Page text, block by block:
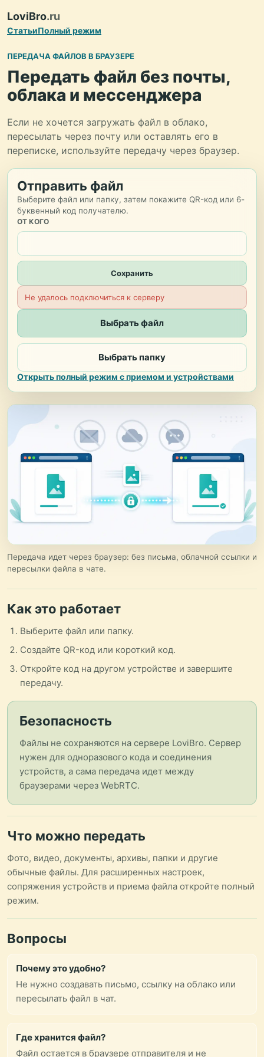
LoviBro.ru
СтатьиПолный режим
ПЕРЕДАЧА ФАЙЛОВ В БРАУЗЕРЕ
Передать файл без почты,
облака и мессенджера
Если не хочется загружать файл в облако,
пересылать через почту или оставлять его в
переписке, используйте передачу через браузер.
Отправить файл
Выберите файл или папку, затем покажите QR-код или 6-
буквенный код получателю.
ОТ КОГО
Сохранить
Не удалось подключиться к серверу
Выбрать файл
Выбрать папку
Открыть полный режим с приемом и устройствами
Передача идет через браузер: без письма, облачной ссылки и
пересылки файла в чате.
Как это работает
Выберите файл или папку.
Создайте QR-код или короткий код.
Откройте код на другом устройстве и завершите
передачу.
Безопасность
Файлы не сохраняются на сервере LoviBro. Сервер
нужен для одноразового кода и соединения
устройств, а сама передача идет между
браузерами через WebRTC.
Что можно передать
Фото, видео, документы, архивы, папки и другие
обычные файлы. Для расширенных настроек,
сопряжения устройств и приема файла откройте полный
режим.
Вопросы
Почему это удобно?
Не нужно создавать письмо, ссылку на облако или
пересылать файл в чат.
Где хранится файл?
Файл остается в браузере отправителя и не